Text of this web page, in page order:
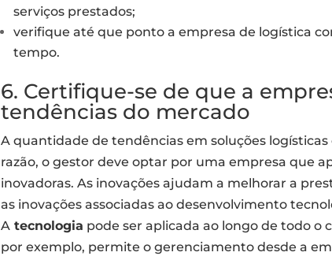
serviços prestados;
verifique até que ponto a empresa de logística
tempo.
6. Certifique-se de que a
tendências do mercado
A quantidade de tendências em soluções logísticas
razão, o gestor deve optar por uma empresa que
inovadoras. As inovações ajudam a melhorar a
as inovações associadas ao desenvolvimento
A tecnologia pode ser aplicada ao longo de todo o
por exemplo, permite o gerenciamento desde a